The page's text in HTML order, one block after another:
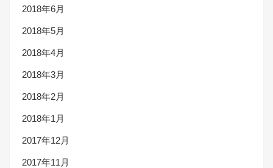
2018年6月
2018年5月
2018年4月
2018年3月
2018年2月
2018年1月
2017年12月
2017年11月